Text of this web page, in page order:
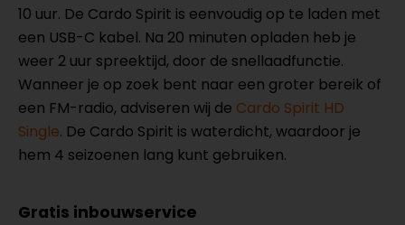
10 uur. De Cardo Spirit is eenvoudig op te laden met
een USB-C kabel. Na 20 minuten opladen heb je
weer 2 uur spreektijd, door de snellaadfunctie.
Wanneer je op zoek bent naar een groter bereik of
een FM-radio, adviseren wij de Cardo Spirit HD
Single. De Cardo Spirit is waterdicht, waardoor je
hem 4 seizoenen lang kunt gebruiken.
Gratis inbouwservice